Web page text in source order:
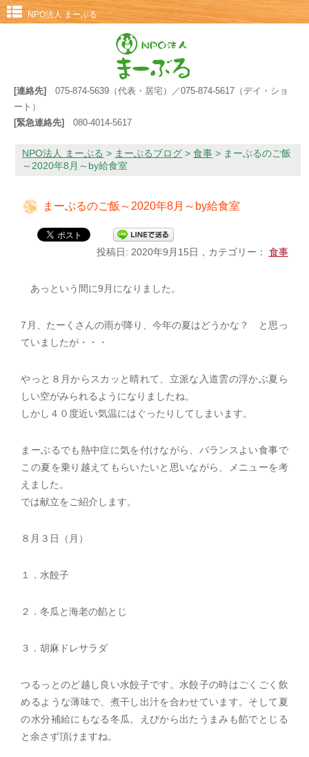
NPO法人 まーぶる
[連絡先]
075-874-5639（代表・居宅）／075-874-5617（デイ・ショ
ート）
[緊急連絡先]
080-4014-5617
NPO法人 まーぶる > まーぶるブログ >食事 > まーぶるのご飯
～2020年8月～by給食室
まーぶるのご飯～2020年8月～by給食室
投稿日: 2020年9月15日，カテゴリー： 食事
あっという間に9月になりました。
7月、たーくさんの雨が降り、今年の夏はどうかな？ と思っ
ていましたが・・・
やっと８月からスカッと晴れて、立派な入道雲の浮かぶ夏ら
しい空がみられるようになりましたね。
しかし４０度近い気温にはぐったりしてしまいます。
まーぶるでも熱中症に気を付けながら、バランスよい食事で
この夏を乗り越えてもらいたいと思いながら、メニューを考
えました。
では献立をご紹介します。
８月３日（月）
１．水餃子
２．冬瓜と海老の餡とじ
３．胡麻ドレサラダ
つるっとのど越し良い水餃子です。水餃子の時はごくごく飲
めるような薄味で、煮干し出汁を合わせています。そして夏
の水分補給にもなる冬瓜。えびから出たうまみも餡でとじる
と余さず頂けますね。